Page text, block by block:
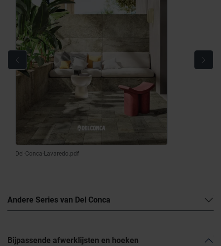
Del-Conca-Lavaredo.pdf
Andere Series van Del Conca
Bijpassende afwerklijsten en hoeken